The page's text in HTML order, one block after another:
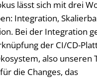
lässt sich mit drei
Integration,
Bei der Integration
der CI/CD-
also unseren
die Changes, das